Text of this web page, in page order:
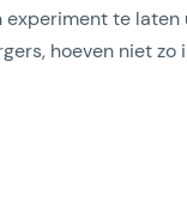
te
hoeven niet zo